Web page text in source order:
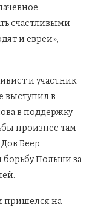
счастливыми
и евреи»,
и участник
выступил в
в поддержку
произнес там
Беер
Польши за
пришелся на